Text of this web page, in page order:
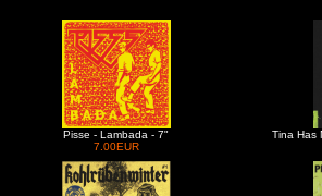
Pisse - Lambada - 7"
7.00EUR
Tina Has